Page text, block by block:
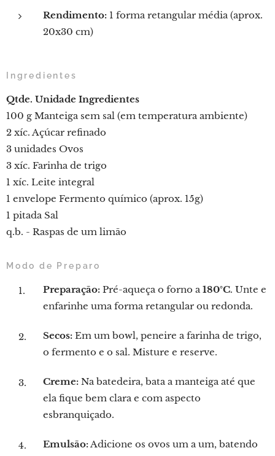
Rendimento: 1 forma retangular média (aprox.
20x30 cm)
Ingredientes
Qtde. Unidade Ingredientes
100 g Manteiga sem sal (em temperatura ambiente)
2 xíc. Açúcar refinado
3 unidades Ovos
3 xíc. Farinha de trigo
1 xíc. Leite integral
1 envelope Fermento químico (aprox. 15g)
1 pitada Sal
q.b. - Raspas de um limão
Modo de Preparo
Preparação: Pré-aqueça o forno a180°C. Unte e
enfarinhe uma forma retangular ou redonda.
Secos: Em um bowl, peneire a farinha de trigo,
o fermento e o sal. Misture e reserve.
Creme: Na batedeira, bata a manteiga até que
ela fique bem clara e com aspecto
esbranquiçado.
Emulsão:Adicione os ovos um a um, batendo